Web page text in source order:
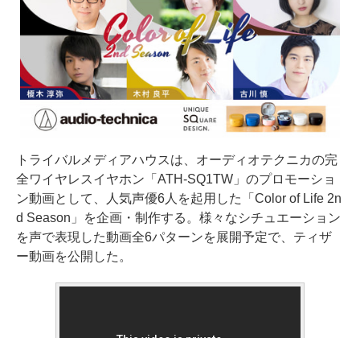
トライバルメディアハウスは、オーディオテクニカの完
全ワイヤレスイヤホン「ATH-SQ1TW」のプロモーショ
ン動画として、人気声優6人を起用した「Color of Life 2n
d Season」を企画・制作する。様々なシチュエーション
を声で表現した動画全6パターンを展開予定で、ティザ
ー動画を公開した。